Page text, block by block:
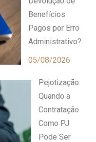
Benefícios
Pagos por Erro
Administrativo?
05/08/2026
Pejotização:
Quando a
Contratação
Como PJ
Pode Ser